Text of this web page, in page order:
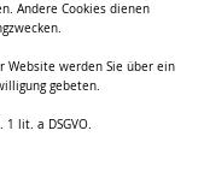
Andere Cookies dienen
Website werden Sie über ein
gebeten.
1 lit. a DSGVO.